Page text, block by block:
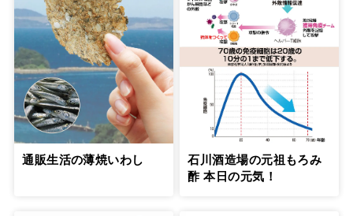
通販生活の薄焼いわし
石川酒造場の元祖もろみ
酢 本日の元気！